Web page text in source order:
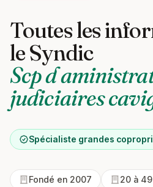
Toutes les
le Syndic
Scp d
judiciaires
Spécialiste grandes
Fondé en 2007
20 à